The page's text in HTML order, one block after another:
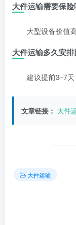
大件运输需要保险
大型设备价值
大件运输多久安
建议提前3–7天
文章链接： 大件
大件运输